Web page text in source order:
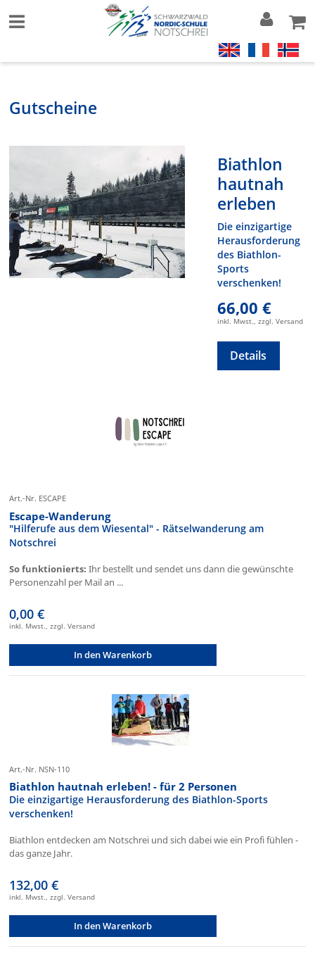
Gutscheine
Biathlon
hautnah
erleben
Die einzigartige
Herausforderung
des Biathlon-
Sports
verschenken!
66,00 €
inkl. Mwst., zzgl. Versand
Details
Art.-Nr. ESCAPE
Escape-Wanderung
"Hilferufe aus dem Wiesental" - Rätselwanderung am
Notschrei
So funktionierts: Ihr bestellt und sendet uns dann die gewünschte
Personenzahl per Mail an ...
0,00 €
inkl. Mwst., zzgl. Versand
In den Warenkorb
Art.-Nr. NSN-110
Biathlon hautnah erleben! - für 2 Personen
Die einzigartige Herausforderung des Biathlon-Sports
verschenken!
Biathlon entdecken am Notschrei und sich dabei wie ein Profi fühlen -
das ganze Jahr.
132,00 €
inkl. Mwst., zzgl. Versand
In den Warenkorb